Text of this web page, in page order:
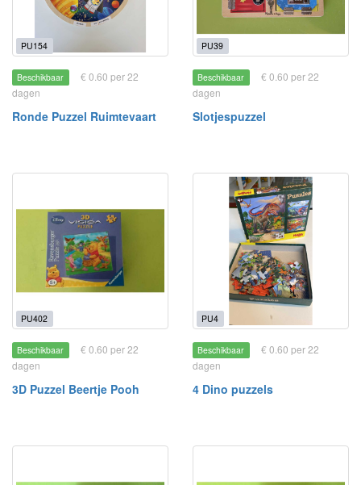
PU154
Beschikbaar
€ 0.60 per 22
dagen
Ronde Puzzel Ruimtevaart
PU39
Beschikbaar
€ 0.60 per 22
dagen
Slotjespuzzel
PU402
Beschikbaar
€ 0.60 per 22
dagen
3D Puzzel Beertje Pooh
PU4
Beschikbaar
€ 0.60 per 22
dagen
4 Dino puzzels